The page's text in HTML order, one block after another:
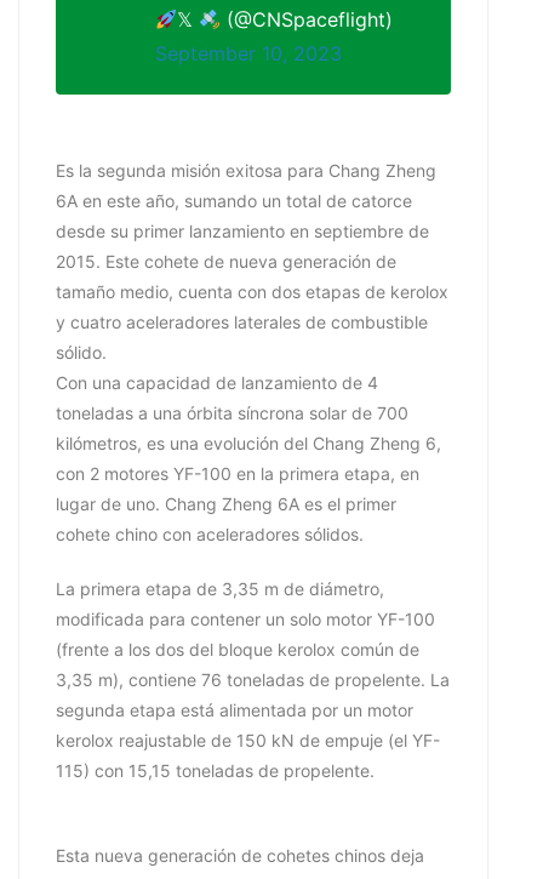
𝕏
(@CNSpaceflight)
September 10, 2023
Es la segunda misión exitosa para Chang Zheng
6A en este año, sumando un total de catorce
desde su primer lanzamiento en septiembre de
2015. Este cohete de nueva generación de
tamaño medio, cuenta con dos etapas de kerolox
y cuatro aceleradores laterales de combustible
sólido.
Con una capacidad de lanzamiento de 4
toneladas a una órbita síncrona solar de 700
kilómetros, es una evolución del Chang Zheng 6,
con 2 motores YF-100 en la primera etapa, en
lugar de uno. Chang Zheng 6A es el primer
cohete chino con aceleradores sólidos.
La primera etapa de 3,35 m de diámetro,
modificada para contener un solo motor YF-100
(frente a los dos del bloque kerolox común de
3,35 m), contiene 76 toneladas de propelente. La
segunda etapa está alimentada por un motor
kerolox reajustable de 150 kN de empuje (el YF-
115) con 15,15 toneladas de propelente.
Esta nueva generación de cohetes chinos deja